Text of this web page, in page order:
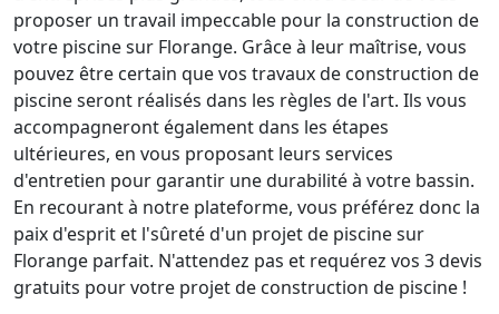
proposer un travail impeccable pour la construction de
votre piscine sur Florange. Grâce à leur maîtrise, vous
pouvez être certain que vos travaux de construction de
piscine seront réalisés dans les règles de l'art. Ils vous
accompagneront également dans les étapes
ultérieures, en vous proposant leurs services
d'entretien pour garantir une durabilité à votre bassin.
En recourant à notre plateforme, vous préférez donc la
paix d'esprit et l'sûreté d'un projet de piscine sur
Florange parfait. N'attendez pas et requérez vos 3 devis
gratuits pour votre projet de construction de piscine !